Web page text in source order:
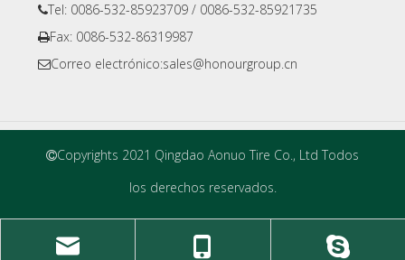
Tel: 0086-532-85923709 / 0086-532-85921735
Fax: 0086-532-86319987
Correo electrónico:sales@honourgroup.cn
Copyrights 2021 Qingdao Aonuo Tire Co., Ltd Todos
los derechos reservados.